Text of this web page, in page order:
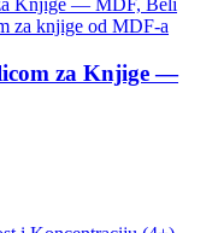
za Knjige —